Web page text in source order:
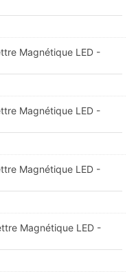
Magnétique LED -
Magnétique LED -
Magnétique LED -
Magnétique LED -